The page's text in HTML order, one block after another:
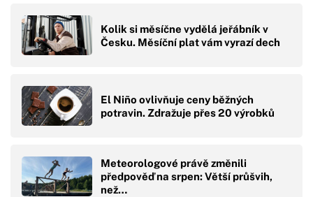
Kolik si měsíčne vydělá jeřábník v
Česku. Měsíční plat vám vyrazí dech
El Niño ovlivňuje ceny běžných
potravin. Zdražuje přes 20 výrobků
Meteorologové právě změnili
předpověď na srpen: Větší průšvih,
než…